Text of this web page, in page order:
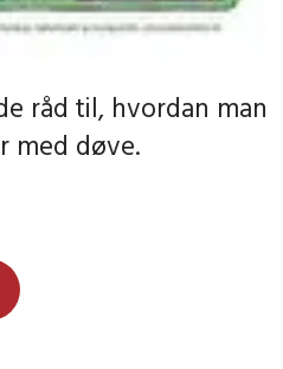
råd til, hvordan man
med døve.